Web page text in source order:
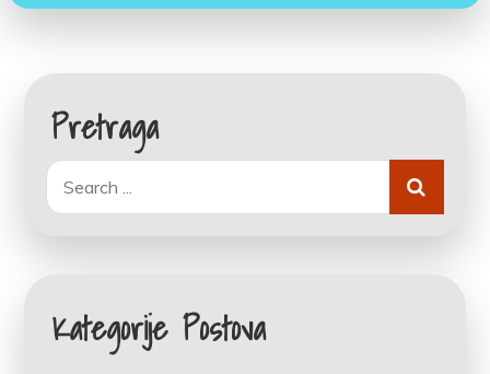
Pretraga
Search
for:
Kategorije Postova